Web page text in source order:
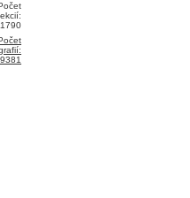
9381